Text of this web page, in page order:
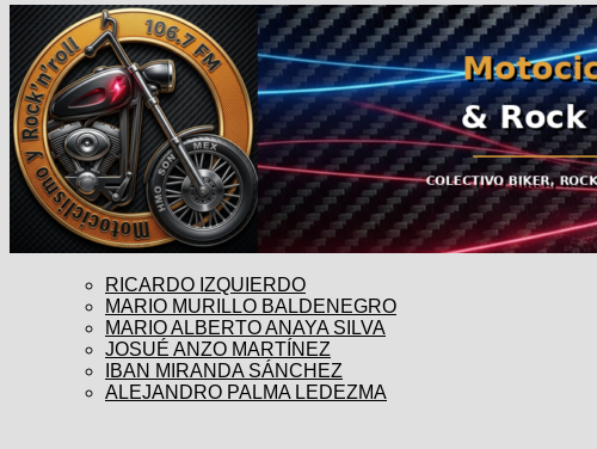
RICARDO IZQUIERDO
MARIO MURILLO BALDENEGRO
MARIO ALBERTO ANAYA SILVA
JOSUÉ ANZO MARTÍNEZ
IBAN MIRANDA SÁNCHEZ
ALEJANDRO PALMA LEDEZMA